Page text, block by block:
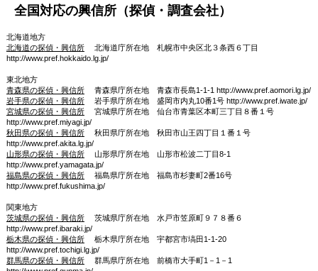
全国対応の興信所（探偵・調査会社）
北海道地方
北海道の探偵・興信所北海道庁所在地 札幌市中央区北３条西６丁目
http://www.pref.hokkaido.lg.jp/
東北地方
青森県の探偵・興信所青森県庁所在地 青森市長島1-1-1 http://www.pref.aomori.lg.jp/
岩手県の探偵・興信所岩手県庁所在地 盛岡市内丸10番1号 http://www.pref.iwate.jp/
宮城県の探偵・興信所宮城県庁所在地 仙台市青葉区本町三丁目８番１号
http://www.pref.miyagi.jp/
秋田県の探偵・興信所秋田県庁所在地 秋田市山王四丁目１番１号
http://www.pref.akita.lg.jp/
山形県の探偵・興信所山形県庁所在地 山形市松波二丁目8-1
http://www.pref.yamagata.jp/
福島県の探偵・興信所福島県庁所在地 福島市杉妻町2番16号
http://www.pref.fukushima.jp/
関東地方
茨城県の探偵・興信所茨城県庁所在地 水戸市笠原町９７８番６
http://www.pref.ibaraki.jp/
栃木県の探偵・興信所栃木県庁所在地 宇都宮市塙田1-1-20
http://www.pref.tochigi.lg.jp/
群馬県の探偵・興信所群馬県庁所在地 前橋市大手町1－1－1